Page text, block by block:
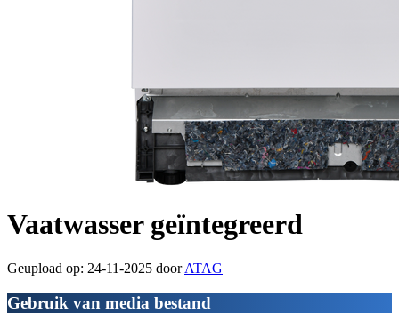
Vaatwasser geïntegreerd
Geupload op: 24-11-2025 doorATAG
Gebruik van media bestand